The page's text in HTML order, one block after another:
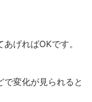
げればOKです。
変化が見られると